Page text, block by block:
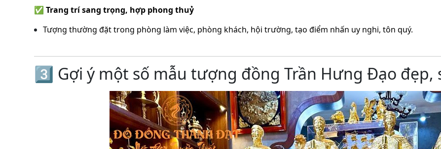
✅ Trang trí sang trọng, hợp phong thuỷ
Tượng thường đặt trong phòng làm việc, phòng khách, hội trường, tạo điểm nhấn uy nghi, tôn quý.
3️⃣ Gợi ý một số mẫu tượng đồng Trần Hưng Đạo